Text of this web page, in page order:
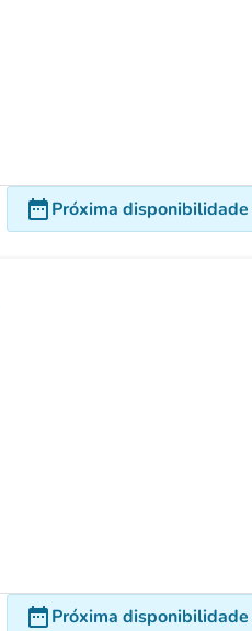
date_rangePróxima disponibilidade
date_rangePróxima disponibilidade